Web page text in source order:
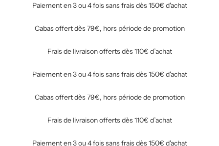
Paiement en 3 ou 4 fois sans frais dès 150€ d'achat
Cabas offert dès 79€, hors période de promotion
Frais de livraison offerts dès 110€ d’achat
Paiement en 3 ou 4 fois sans frais dès 150€ d'achat
Cabas offert dès 79€, hors période de promotion
Frais de livraison offerts dès 110€ d’achat
Paiement en 3 ou 4 fois sans frais dès 150€ d'achat